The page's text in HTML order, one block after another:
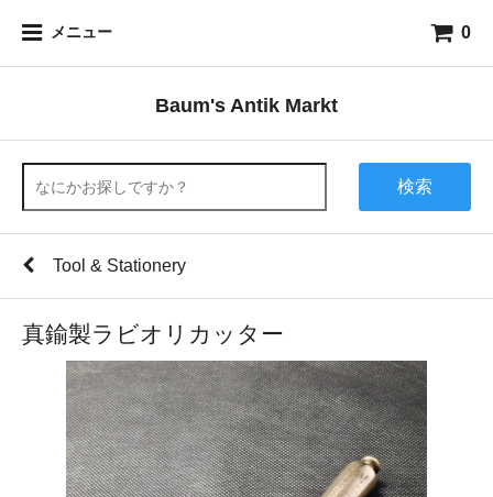
メニュー 0
Baum's Antik Markt
検索
Tool & Stationery
真鍮製ラビオリカッター